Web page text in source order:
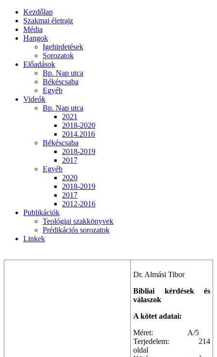
Kezdőlap
Szakmai életrajz
Média
Hangok
Igehirdetések
Sorozatok
Előadások
Bp. Nap utca
Békéscsaba
Egyéb
Videók
Bp. Nap utca
2021
2018-2020
2014.2016
Békéscsaba
2018-2019
2017
Egyéb
2020
2018-2019
2017
2012-2016
Publikációk
Teológiai szakkönyvek
Prédikációs sorozatok
Linkek
Dr. Almási Tibor
Bibliai kérdések és
válaszok
A kötet adatai:
Méret: A/5
Terjedelem: 214
oldal